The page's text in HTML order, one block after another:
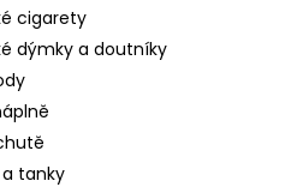
cigarety
dýmky a doutníky
tanky